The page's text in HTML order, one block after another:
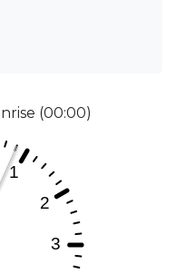
(00:00)